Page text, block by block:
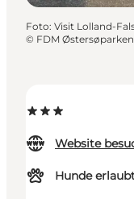
Website
Hunde
Foto: Visit Lolland-
© FDM